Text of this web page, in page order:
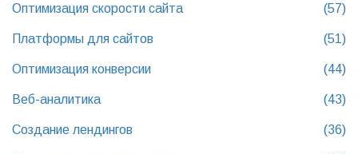
Оптимизация скорости сайта (57)
Платформы для сайтов (51)
Оптимизация конверсии (44)
Веб-аналитика (43)
Создание лендингов (36)